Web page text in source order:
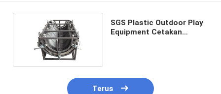
SGS Plastic Outdoor Play
Equipment Cetakan
Terus